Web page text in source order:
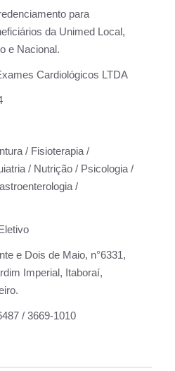
para
da Unimed Local,
e Nacional.
Cardiológicos LTDA
/ Fisioterapia /
/ Nutrição / Psicologia /
/
Eletivo
e Dois de Maio, n°6331,
Imperial, Itaboraí,
/ 3669-1010